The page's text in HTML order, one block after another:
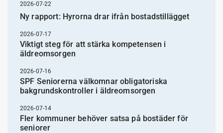
2026-07-22
Ny rapport: Hyrorna drar ifrån bostadstillägget
2026-07-17
Viktigt steg för att stärka kompetensen i
äldreomsorgen
2026-07-16
SPF Seniorerna välkomnar obligatoriska
bakgrundskontroller i äldreomsorgen
2026-07-14
Fler kommuner behöver satsa på bostäder för
seniorer